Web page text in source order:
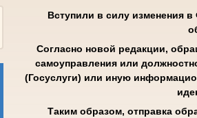
Вступили в силу изменения
Согласно новой редакции,
самоуправления или
(Госуслуги) или иную
Таким образом, отправка